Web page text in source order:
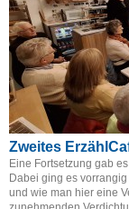
Zweites
Eine Fortsetzung gab
Dabei ging es
und wie man hier eine